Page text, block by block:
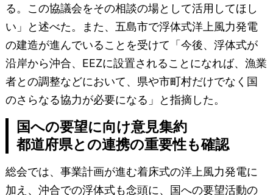
る。この協議会をその相談の場として活用してほし
い」と述べた。また、五島市で浮体式洋上風力発電
の建造が進んでいることを受けて「今後、浮体式が
沿岸から沖合、EEZに設置されることになれば、漁業
者との調整などにおいて、県や市町村だけでなく国
のさらなる協力が必要になる」と指摘した。
国への要望に向け意見集約
都道府県との連携の重要性も確認
総会では、事業計画が進む着床式の洋上風力発電に
加え、沖合での浮体式も念頭に、国への要望活動の